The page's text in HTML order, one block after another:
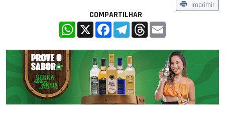
Imprimir
COMPARTILHAR
WhatsApp
X FacebookTelegramThreads